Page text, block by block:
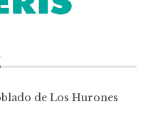
de Los Hurones